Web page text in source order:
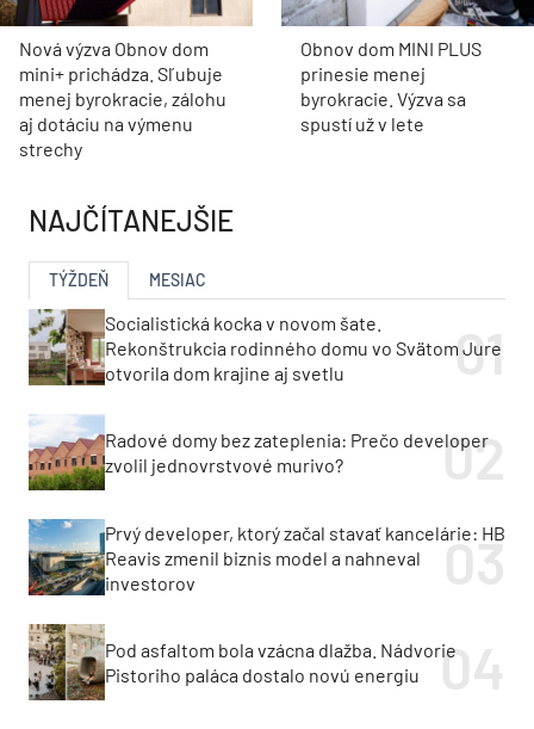
Nová výzva Obnov dom
mini+ prichádza. Sľubuje
menej byrokracie, zálohu
aj dotáciu na výmenu
strechy
Obnov dom MINI PLUS
prinesie menej
byrokracie. Výzva sa
spustí už v lete
NAJČÍTANEJŠIE
TÝŽDEŇ MESIAC
Socialistická kocka v novom šate.
Rekonštrukcia rodinného domu vo Svätom Jure
otvorila dom krajine aj svetlu
Radové domy bez zateplenia: Prečo developer
zvolil jednovrstvové murivo?
Prvý developer, ktorý začal stavať kancelárie: HB
Reavis zmenil biznis model a nahneval
investorov
Pod asfaltom bola vzácna dlažba. Nádvorie
Pistoriho paláca dostalo novú energiu